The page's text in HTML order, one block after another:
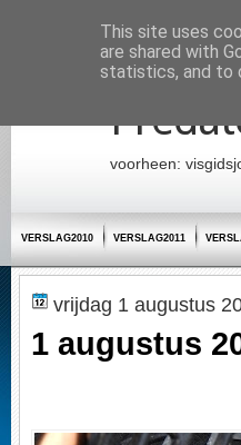
Startpagina
voorheen:
VERSLAG2010 VERSLAG2011
vrijdag 1 augustus
1 augustus
This site uses
are shared with
statistics, and to